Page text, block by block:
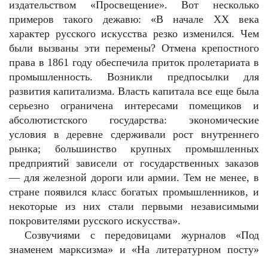
издательством «Просвещение». Вот несколько
примеров такого дежавю: «В начале XX века
характер русского искусства резко изменился. Чем
были вызваны эти перемены? Отмена крепостного
права в 1861 году обеспечила приток пролетариата в
промышленность. Возникли предпосылки для
развития капитализма. Власть капитала все еще была
серьезно ограничена интересами помещиков и
абсолютистского государства: экономические
условия в деревне сдерживали рост внутреннего
рынка; большинство крупных промышленных
предприятий зависели от государственных заказов
— для железной дороги или армии. Тем не менее, в
стране появился класс богатых промышленников, и
некоторые из них стали первыми независимыми
покровителями русского искусства».
Созвучиями с передовицами журналов «Под
знаменем марксизма» и «На литературном посту»